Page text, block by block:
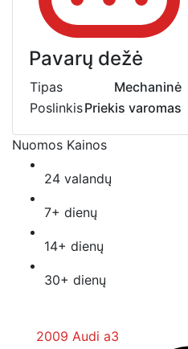
Pavarų dežė
Tipas
Mechaninė
PoslinkisPriekis varomas
Nuomos Kainos
24 valandų
7+ dienų
14+ dienų
30+ dienų
2009 Audi a3